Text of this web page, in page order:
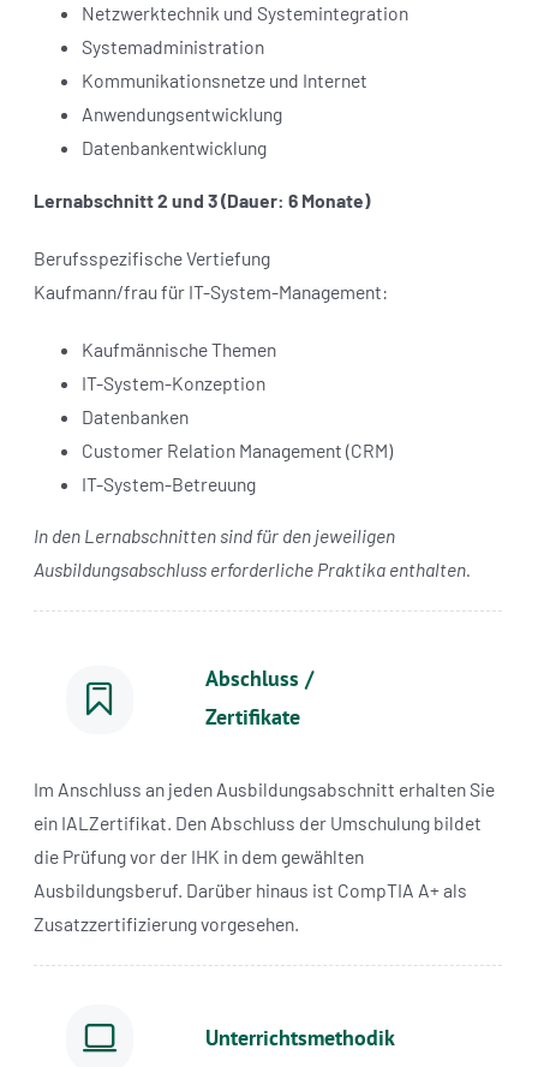
Netzwerktechnik und Systemintegration
Systemadministration
Kommunikationsnetze und Internet
Anwendungsentwicklung
Datenbankentwicklung
Lernabschnitt 2 und 3 (Dauer: 6 Monate)
Berufsspezifische Vertiefung
Kaufmann/frau für IT-System-Management:
Kaufmännische Themen
IT-System-Konzeption
Datenbanken
Customer Relation Management (CRM)
IT-System-Betreuung
In den Lernabschnitten sind für den jeweiligen
Ausbildungsabschluss erforderliche Praktika enthalten.
Abschluss /
Zertifikate
Im Anschluss an jeden Ausbildungsabschnitt erhalten Sie
ein IALZertifikat. Den Abschluss der Umschulung bildet
die Prüfung vor der IHK in dem gewählten
Ausbildungsberuf. Darüber hinaus ist CompTIA A+ als
Zusatzzertifizierung vorgesehen.
Unterrichtsmethodik